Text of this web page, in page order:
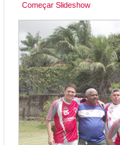
Começar Slideshow